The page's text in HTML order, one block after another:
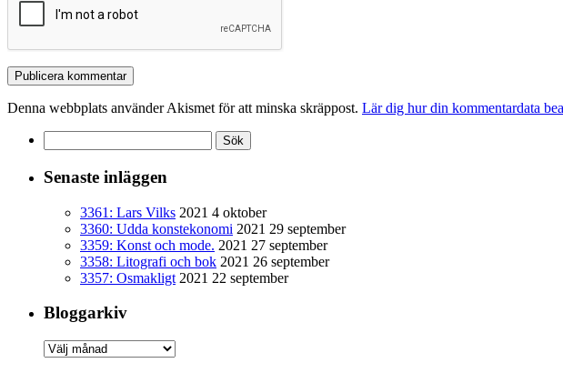
Denna webbplats använder Akismet för att minska skräppost. Lär dig hur din kommentardata
efter:
Senaste inläggen
3361: Lars Vilks 2021 4 oktober
3360: Udda konstekonomi 2021 29 september
3359: Konst och mode. 2021 27 september
3358: Litografi och bok 2021 26 september
3357: Osmakligt 2021 22 september
Bloggarkiv
Bloggarkiv